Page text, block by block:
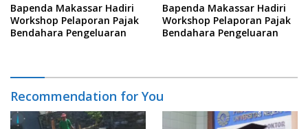
Bapenda Makassar Hadiri
Workshop Pelaporan Pajak
Bendahara Pengeluaran
Bapenda Makassar Hadiri
Workshop Pelaporan Pajak
Bendahara Pengeluaran
Recommendation for You